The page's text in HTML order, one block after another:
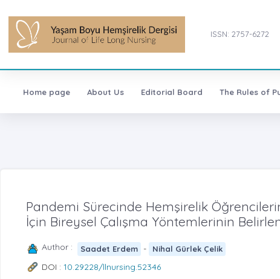
ISSN: 2757-6272
Home page About Us Editorial Board The Rules of
Pandemi Sürecinde Hemşirelik
İçin Bireysel Çalışma Yöntemlerinin
Author : Saadet Erdem - Nihal Gürlek Çelik
DOI : 10.29228/llnursing.52346